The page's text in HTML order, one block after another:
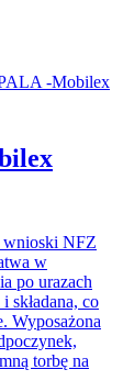
wnioski NFZ
w
po urazach
składana, co
Wyposażona
torbę na